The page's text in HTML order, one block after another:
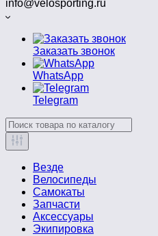
info@velosporting.ru
Заказать звонок
WhatsApp
Telegram
Везде
Велосипеды
Самокаты
Запчасти
Аксессуары
Экипировка